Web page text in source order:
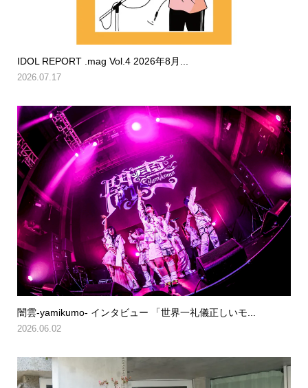
IDOL REPORT .mag Vol.4 2026年8月...
2026.07.17
闇雲-yamikumo- インタビュー 「世界一礼儀正しいモ...
2026.06.02